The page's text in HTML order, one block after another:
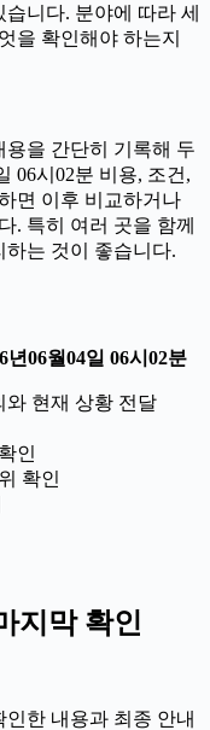
니다. 분야에 따라 세
을 확인해야 하는지
을 간단히 기록해 두
06시02분 비용, 조건,
면 이후 비교하거나
. 특히 여러 곳을 함께
는 것이 좋습니다.
06월04일 06시02분
현재 상황 전달
인
확인
지막 확인
한 내용과 최종 안내